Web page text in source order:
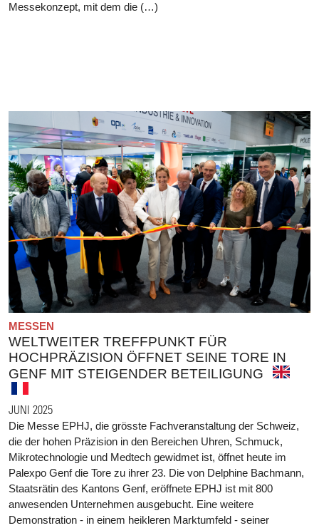
Messekonzept, mit dem die (…)
MESSEN
WELTWEITER TREFFPUNKT FÜR
HOCHPRÄZISION ÖFFNET SEINE TORE IN
GENF MIT STEIGENDER BETEILIGUNG
JUNI 2025
Die Messe EPHJ, die grösste Fachveranstaltung der Schweiz,
die der hohen Präzision in den Bereichen Uhren, Schmuck,
Mikrotechnologie und Medtech gewidmet ist, öffnet heute im
Palexpo Genf die Tore zu ihrer 23. Die von Delphine Bachmann,
Staatsrätin des Kantons Genf, eröffnete EPHJ ist mit 800
anwesenden Unternehmen ausgebucht. Eine weitere
Demonstration - in einem heikleren Marktumfeld - seiner